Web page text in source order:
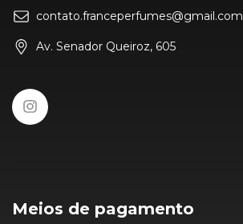
contato.franceperfumes@gmail.com
Av. Senador Queiroz, 605
Meios de pagamento